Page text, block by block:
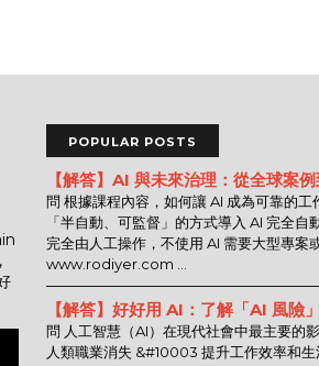
POPULAR POSTS
【解答】AI 與未來治理：從全球案
問 根據課程內容，如何讓 AI 成為可靠的
「半自動、可監督」的方式導入 AI 完全自
完全由人工操作，不使用 AI 需要大型專案
www.rodiyer.com ...
【解答】好好用 AI：了解「AI 風險
問 人工智慧（AI）在現代社會中最主要的
人類職業消失 &#10003 提升工作效率和